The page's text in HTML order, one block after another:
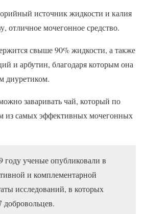
источник жидкости и калия
отличное мочегонное средство.
свыше 90% жидкости, а также
и арбутин, благодаря которым она
диуретиком.
заваривать чай, который по
из самых эффективных мочегонных
году ученые опубликовали в
и комплементарной
исследований, в которых
добровольцев.